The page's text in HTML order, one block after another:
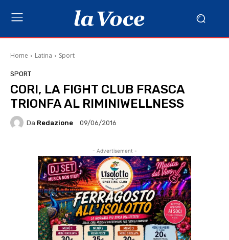
Home Latina Sport
SPORT
CORI, LA FIGHT CLUB FRASCA
TRIONFA AL RIMINIWELLNESS
Da Redazione 09/06/2016
- Advertisement -